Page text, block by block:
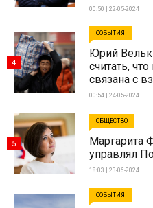
00:50 | 22-05-2024
СОБЫТИЯ
Юрий
считать,
связана с
00:54 | 24-05-2024
4
ОБЩЕСТВО
Маргарита
управлял
18:03 | 23-06-2024
5
СОБЫТИЯ